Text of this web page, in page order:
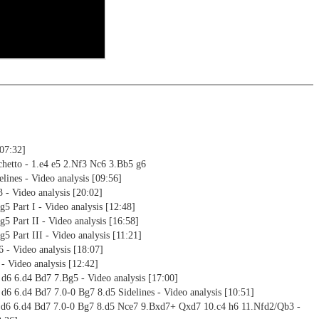
- 1.e4 e5 2.Nf3 Nc6 3.Bb5 g6
- Video analysis [09:56]
- Video analysis [20:02]
Part I - Video analysis [12:48]
Part II - Video analysis [16:58]
Part III - Video analysis [11:21]
- Video analysis [18:07]
Video analysis [12:42]
6.d4 Bd7 7.Bg5 - Video analysis [17:00]
6.d4 Bd7 7.0-0 Bg7 8.d5 Sidelines - Video analysis [10:51]
6.d4 Bd7 7.0-0 Bg7 8.d5 Nce7 9.Bxd7+ Qxd7 10.c4 h6 11.Nfd2/Qb3 -